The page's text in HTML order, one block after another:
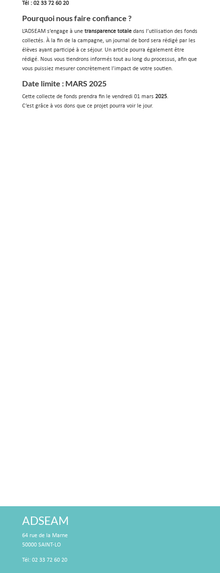
Tél : 02 33 72 60 20
Pourquoi nous faire confiance ?
L’ADSEAM s’engage à une transparence totaledans l’utilisation des fonds
collectés. À la fin de la campagne, un journal de bord sera rédigé par les
élèves ayant participé à ce séjour. Un article pourra également être
rédigé. Nous vous tiendrons informés tout au long du processus, afin que
vous puissiez mesurer concrètement l’impact de votre soutien.
Date limite : MARS 2025
Cette collecte de fonds prendra fin le vendredi 01 mars2025.
C’est grâce à vos dons que ce projet pourra voir le jour.
ADSEAM
64 rue de la Marne
50000 SAINT-LO
Tél: 02 33 72 60 20